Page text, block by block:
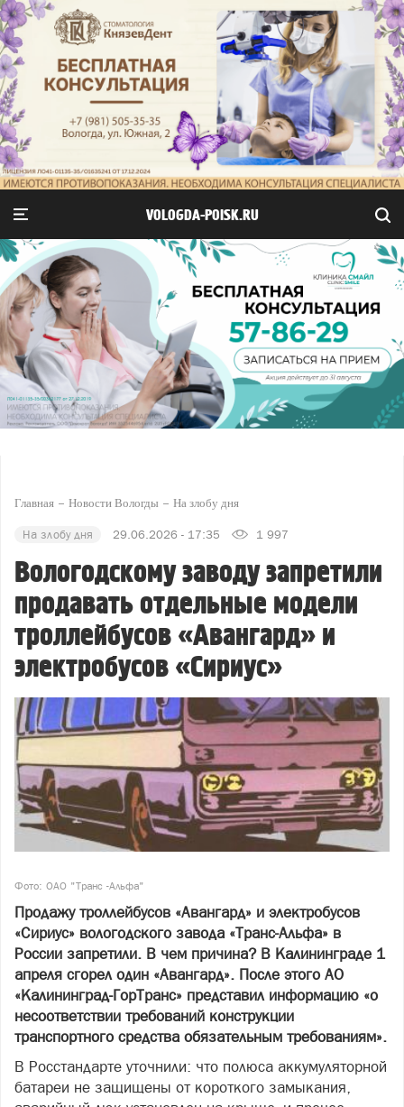
VOLOGDA-POISK.RU
Главная Новости Вологды На злобу дня
На злобу дня 29.06.2026 - 17:35 1 997
Вологодскому заводу запретили
продавать отдельные модели
троллейбусов «Авангард» и
электробусов «Сириус»
Фото: ОАО "Транс -Альфа"
Продажу троллейбусов «Авангард» и электробусов
«Сириус» вологодского завода «Транс-Альфа» в
России запретили. В чем причина? В Калининграде 1
апреля сгорел один «Авангард». После этого АО
«Калининград-ГорТранс» представил информацию «о
несоответствии требований конструкции
транспортного средства обязательным требованиям».
В Росстандарте уточнили: что полюса аккумуляторной
батареи не защищены от короткого замыкания,